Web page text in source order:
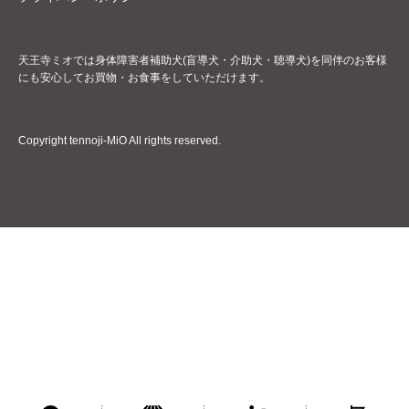
天王寺ミオでは身体障害者補助犬(盲導犬・介助犬・聴導犬)を同伴のお客様
にも安心してお買物・お食事をしていただけます。
Copyright tennoji-MiO All rights reserved.